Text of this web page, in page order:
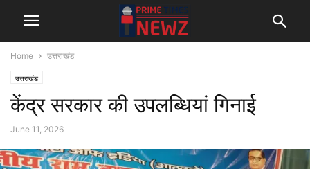
Home उत्तराखंड
उत्तराखंड
केंद्र सरकार की उपलब्धियां गिनाई
June 11, 2026